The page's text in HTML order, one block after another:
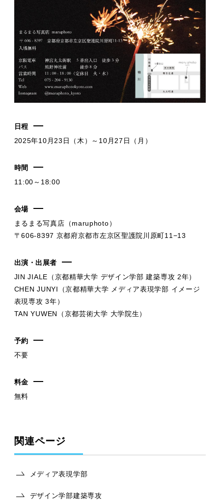
日程
2025年10月23日（木）～10月27日（月）
時間
11:00～18:00
会場
まるまる写真店（maruphoto）
〒606-8397 京都府京都市左京区聖護院川原町11−13
出演・出展者
JIN JIALE（京都精華大学 デザイン学部 建築専攻 2年）
CHEN JUNYI（京都精華大学 メディア表現学部 イメージ
表現専攻 3年）
TAN YUWEN（京都芸術大学 大学院生）
予約
不要
料金
無料
関連ページ
メディア表現学部
デザイン学部建築専攻